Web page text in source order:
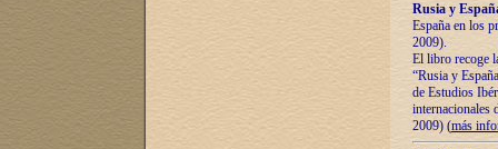
Rusia y
España en los
2009).
El libro recoge
“Rusia y
de Estudios
internacionales
2009) (más